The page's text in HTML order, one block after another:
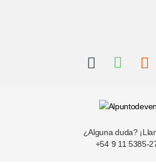
¿Alguna duda?
+54 9 11 5385-